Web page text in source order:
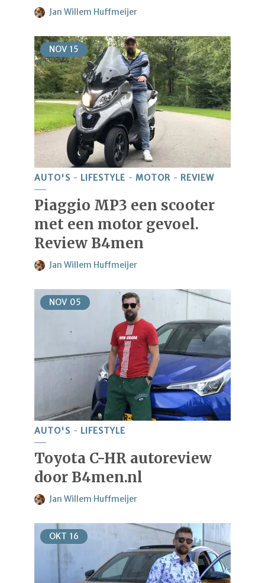
Jan Willem Huffmeijer
NOV 15
AUTO'S LIFESTYLE MOTOR REVIEW
Piaggio MP3 een scooter
met een motor gevoel.
Review B4men
Jan Willem Huffmeijer
NOV 05
AUTO'S LIFESTYLE
Toyota C-HR autoreview
door B4men.nl
Jan Willem Huffmeijer
OKT 16